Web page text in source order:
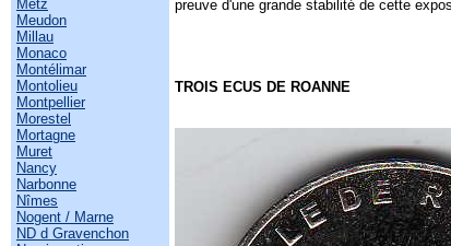
Metz
Meudon
Millau
Monaco
Montélimar
Montolieu
Montpellier
Morestel
Mortagne
Muret
Nancy
Narbonne
Nîmes
Nogent / Marne
ND d Gravenchon
preuve d'une grande stabilité de cette
TROIS ECUS DE ROANNE